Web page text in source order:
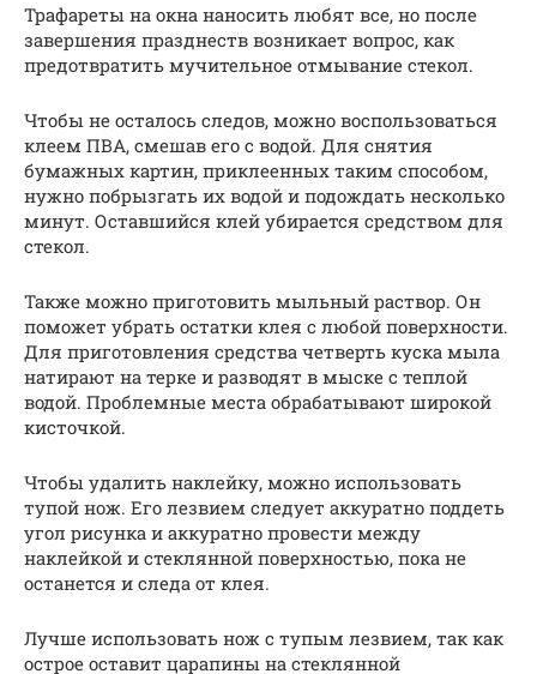
Трафареты на окна наносить любят все, но после
завершения празднеств возникает вопрос, как
предотвратить мучительное отмывание стекол.
Чтобы не осталось следов, можно воспользоваться
клеем ПВА, смешав его с водой. Для снятия
бумажных картин, приклеенных таким способом,
нужно побрызгать их водой и подождать несколько
минут. Оставшийся клей убирается средством для
стекол.
Также можно приготовить мыльный раствор. Он
поможет убрать остатки клея с любой поверхности.
Для приготовления средства четверть куска мыла
натирают на терке и разводят в мыске с теплой
водой. Проблемные места обрабатывают широкой
кисточкой.
Чтобы удалить наклейку, можно использовать
тупой нож. Его лезвием следует аккуратно поддеть
угол рисунка и аккуратно провести между
наклейкой и стеклянной поверхностью, пока не
останется и следа от клея.
Лучше использовать нож с тупым лезвием, так как
острое оставит царапины на стеклянной